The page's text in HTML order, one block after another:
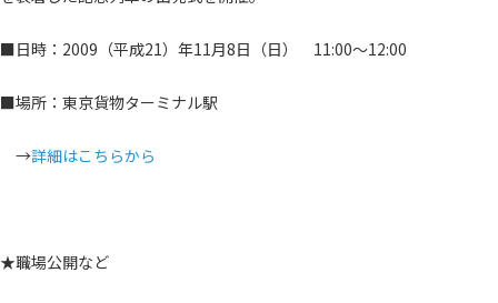
■日時：2009（平成21）年11月8日（日） 11:00～12:00
■場所：東京貨物ターミナル駅
→詳細はこちらから
★職場公開など